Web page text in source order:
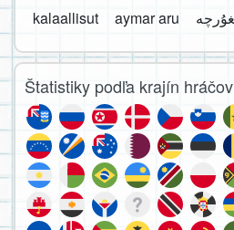
kalaallisut
aymar aru
Štatistiky podľa krajín hráčov